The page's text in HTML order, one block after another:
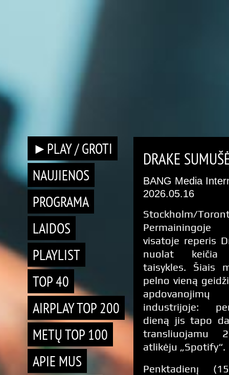
►PLAY / GROTI
NAUJIENOS
PROGRAMA
LAIDOS
PLAYLIST
TOP 40
AIRPLAY TOP 200
METŲ TOP 100
APIE MUS
DRAKE
BANG Media
2026.05.16
Stockholm/
Permainingoje
visatoje reperis
nuolat keičia
taisykles. Šiais
pelno vieną
apdovanojimų
industrijoje:
dieną jis tapo
transliuojamu
atlikėju „Spotify“.
Penktadienį